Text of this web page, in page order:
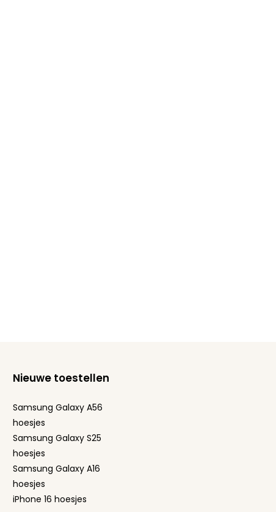
Nieuwe toestellen
Samsung Galaxy A56
hoesjes
Samsung Galaxy S25
hoesjes
Samsung Galaxy A16
hoesjes
iPhone 16 hoesjes